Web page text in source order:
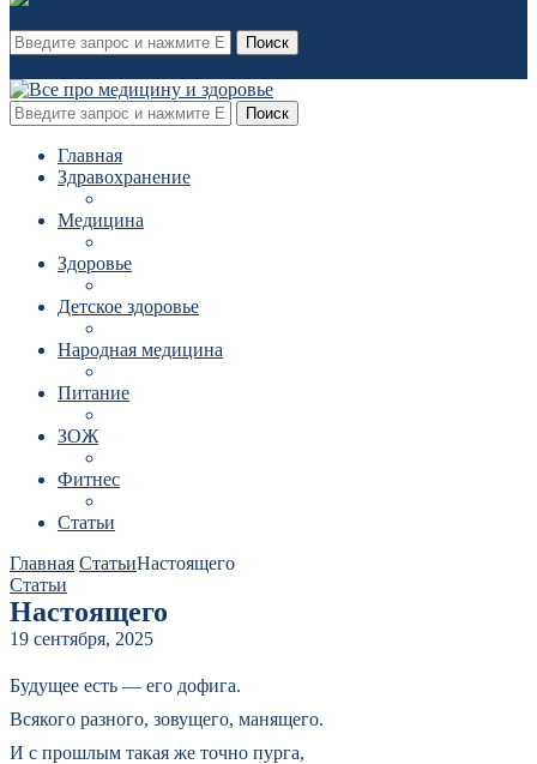
Поиск
Поиск
Главная
Здравохранение
Медицина
Здоровье
Детское здоровье
Народная медицина
Питание
ЗОЖ
Фитнес
Статьи
Главная СтатьиНастоящего
Статьи
Настоящего
19 сентября, 2025
Будущее есть — его дофига.
Всякого разного, зовущего, манящего.
И с прошлым такая же точно пурга,